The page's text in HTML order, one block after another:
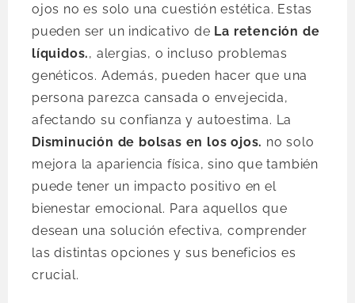
ojos no es solo una cuestión estética. Estas
pueden ser un indicativo de La retención de
líquidos., alergias, o incluso problemas
genéticos. Además, pueden hacer que una
persona parezca cansada o envejecida,
afectando su confianza y autoestima. La
Disminución de bolsas en los ojos. no solo
mejora la apariencia física, sino que también
puede tener un impacto positivo en el
bienestar emocional. Para aquellos que
desean una solución efectiva, comprender
las distintas opciones y sus beneficios es
crucial.